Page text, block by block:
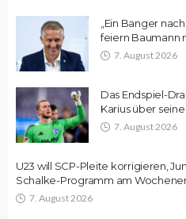
„Ein Banger
feiern Baumann
7. August 2026
Das Endspiel-
Karius über
7. August 2026
U23 will SCP-Pleite korrigieren,
Schalke-Programm am
7. August 2026